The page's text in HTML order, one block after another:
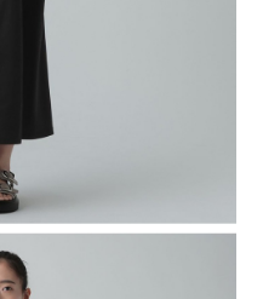
料，並將交易相關給付款項請求債
網址：
人或監護人之同意方可使用
引起之損失，本公司不負相關責
個別帳號之用戶狀況，依本公司即
不足之情形，本公司將視審查結果
訊註冊。若發現惡意使用之情形，
之使用額度並採取法律行動。